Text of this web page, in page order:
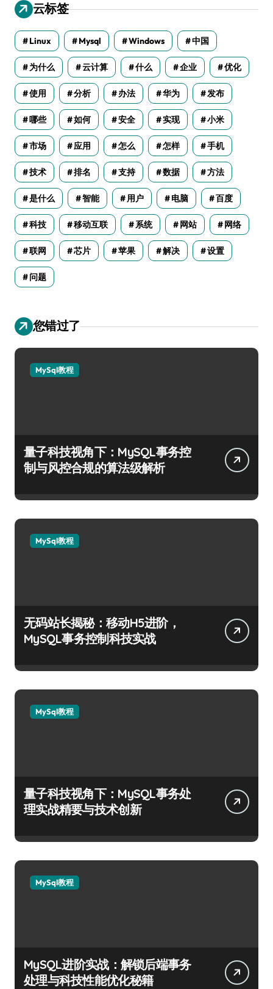
云标签
Linux Mysql Windows 中国
为什么 云计算 什么 企业 优化
使用 分析 办法 华为 发布
哪些 如何 安全 实现 小米
市场 应用 怎么 怎样 手机
技术 排名 支持 数据 方法
是什么 智能 用户 电脑 百度
科技 移动互联 系统 网站 网络
联网 芯片 苹果 解决 设置
问题
您错过了
MySql教程
量子科技视角下：MySQL事务控
制与风控合规的算法级解析
MySql教程
无码站长揭秘：移动H5进阶，
MySQL事务控制科技实战
MySql教程
量子科技视角下：MySQL事务处
理实战精要与技术创新
MySql教程
MySQL进阶实战：解锁后端事务
处理与科技性能优化秘籍